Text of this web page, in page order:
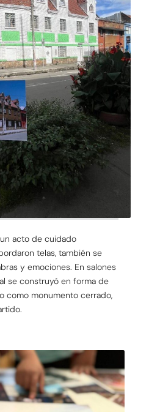
acto de cuidado
telas, también se
y emociones. En salones
se construyó en forma de
como monumento cerrado,